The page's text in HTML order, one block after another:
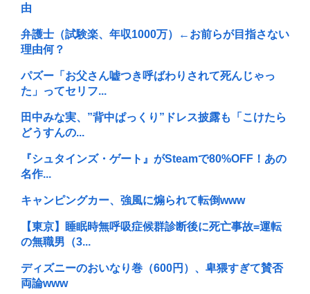
由
弁護士（試験楽、年収1000万）←お前らが目指さない
理由何？
パズー「お父さん嘘つき呼ばわりされて死んじゃっ
た」ってセリフ...
田中みな実、”背中ぱっくり”ドレス披露も「こけたら
どうすんの...
『シュタインズ・ゲート』がSteamで80%OFF！あの
名作...
キャンピングカー、強風に煽られて転倒www
【東京】睡眠時無呼吸症候群診断後に死亡事故=運転
の無職男（3...
ディズニーのおいなり巻（600円）、卑猥すぎて賛否
両論www